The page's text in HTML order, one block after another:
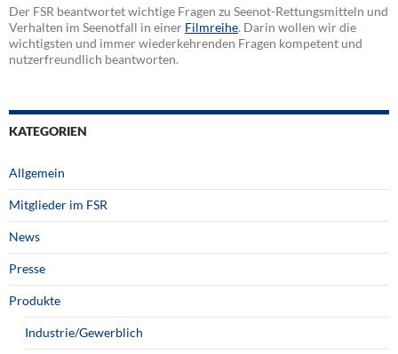
Der FSR beantwortet wichtige Fragen zu Seenot-Rettungsmitteln und
Verhalten im Seenotfall in einer Filmreihe. Darin wollen wir die
wichtigsten und immer wiederkehrenden Fragen kompetent und
nutzerfreundlich beantworten.
KATEGORIEN
Allgemein
Mitglieder im FSR
News
Presse
Produkte
Industrie/Gewerblich